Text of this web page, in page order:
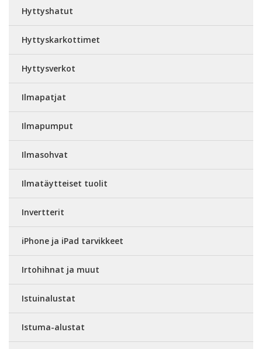
Hyttyshatut
Hyttyskarkottimet
Hyttysverkot
Ilmapatjat
Ilmapumput
Ilmasohvat
Ilmatäytteiset tuolit
Invertterit
iPhone ja iPad tarvikkeet
Irtohihnat ja muut
Istuinalustat
Istuma-alustat